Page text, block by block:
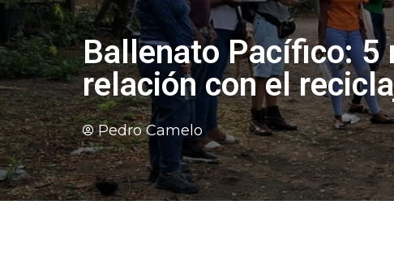
Ballenato Pacífico: 5
relación con el
Pedro Camelo